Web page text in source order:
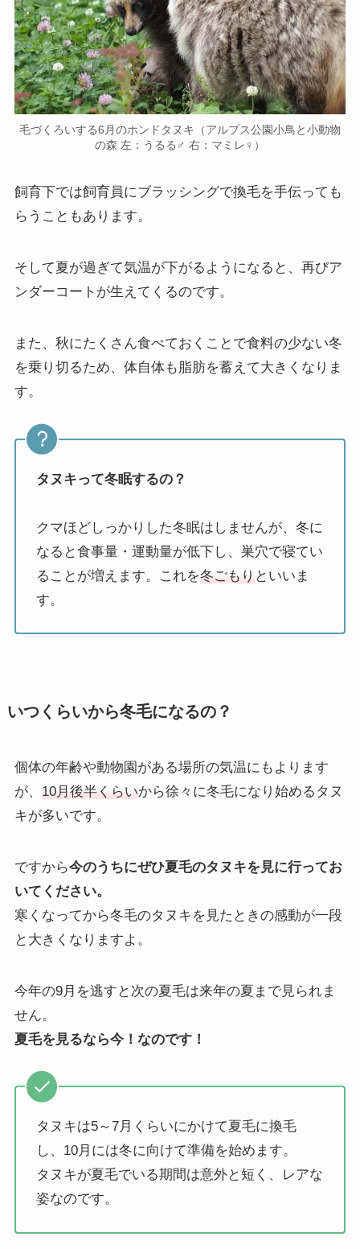
毛づくろいする6月のホンドタヌキ（アルプス公園小鳥と小動物
の森 左：うるる♂ 右：マミレ♀）
飼育下では飼育員にブラッシングで換毛を手伝っても
らうこともあります。
そして夏が過ぎて気温が下がるようになると、再びア
ンダーコートが生えてくるのです。
また、秋にたくさん食べておくことで食料の少ない冬
を乗り切るため、体自体も脂肪を蓄えて大きくなりま
す。
タヌキって冬眠するの？
クマほどしっかりした冬眠はしませんが、冬に
なると食事量・運動量が低下し、巣穴で寝てい
ることが増えます。これを冬ごもり といいま
す。
いつくらいから冬毛になるの？
個体の年齢や動物園がある場所の気温にもよります
が、 10月 後半くらいから徐々に冬毛になり始めるタヌ
キが多いです。
ですから今のうちにぜひ夏毛のタヌキを見に行ってお
いてください。
寒くなってから冬毛のタヌキを見たときの感動が一段
と大きくなりますよ。
今年の9月を逃すと次の夏毛は来年の夏まで見られま
せん。
夏毛を見るなら今！なのです！
タヌキは5～7月くらいにかけて夏毛に換毛
し、10月には冬に向けて準備を始めます。
タヌキが夏毛でいる期間は意外と短く、レアな
姿なのです。